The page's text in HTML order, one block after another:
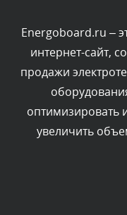
Комментарий
Текст комментария
администратором.
Комментарий
Текст комментария
Energoboard.ru –
интернет-сайт,
продажи
увеличить